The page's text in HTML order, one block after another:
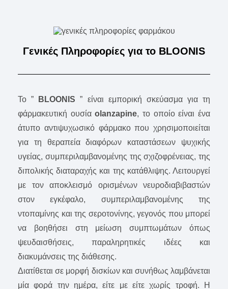
Γενικές Πληροφορίες για το BLOONIS
Το ” BLOONIS ” είναι εμπορική σκεύασμα για τη
φάρμακευτική ουσίαolanzapine, το οποίο είναι ένα
άτυπο αντιψυχωσικό φάρμακο που χρησιμοποιείται
για τη θεραπεία διαφόρων καταστάσεων ψυχικής
υγείας, συμπεριλαμβανομένης της σχιζοφρένειας, της
διπολικής διαταραχής και της κατάθλιψης. Λειτουργεί
με τον αποκλεισμό ορισμένων νευροδιαβιβαστών
στον εγκέφαλο, συμπεριλαμβανομένης της
ντοπαμίνης και της σεροτονίνης, γεγονός που μπορεί
να βοηθήσει στη μείωση συμπτωμάτων όπως
ψευδαισθήσεις, παραληρητικές ιδέες και
διακυμάνσεις της διάθεσης.
Διατίθεται σε μορφή δισκίων και συνήθως λαμβάνεται
μία φορά την ημέρα, είτε με είτε χωρίς τροφή. Η